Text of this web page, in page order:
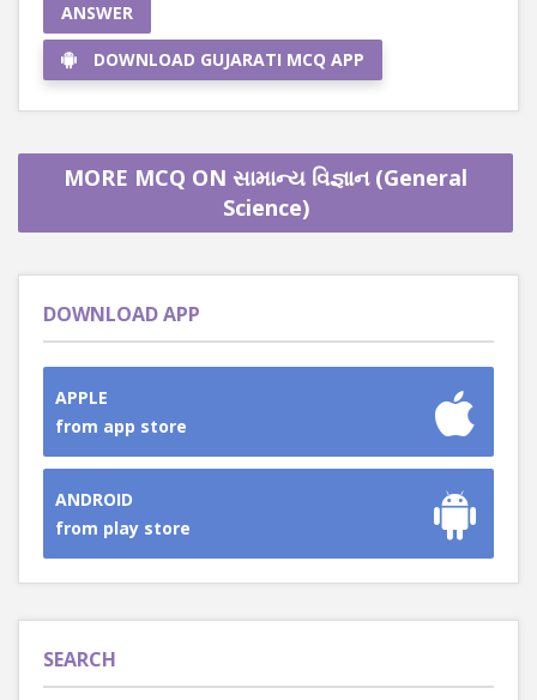
ANSWER
DOWNLOAD GUJARATI MCQ APP
MORE MCQ ON સામાન્ય વિજ્ઞાન (General
Science)
DOWNLOAD APP
APPLE
from app store
ANDROID
from play store
SEARCH